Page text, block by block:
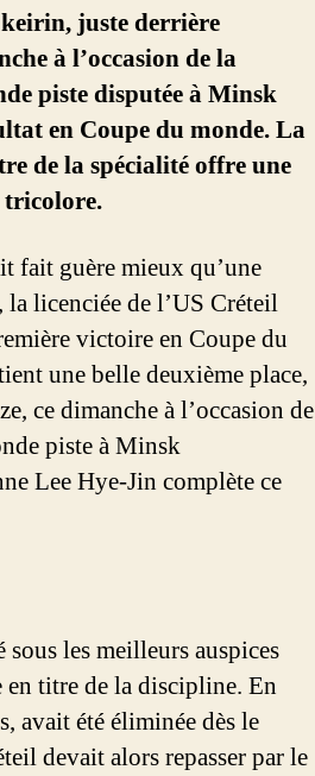
juste derrière
à l’occasion de la
piste disputée à Minsk
en Coupe du monde. La
de la spécialité offre une
tricolore.
fait guère mieux qu’une
licenciée de l’US Créteil
victoire en Coupe du
une belle deuxième place,
ce dimanche à l’occasion de
piste à Minsk
Lee Hye-Jin complète ce
les meilleurs auspices
titre de la discipline. En
avait été éliminée dès le
devait alors repasser par le